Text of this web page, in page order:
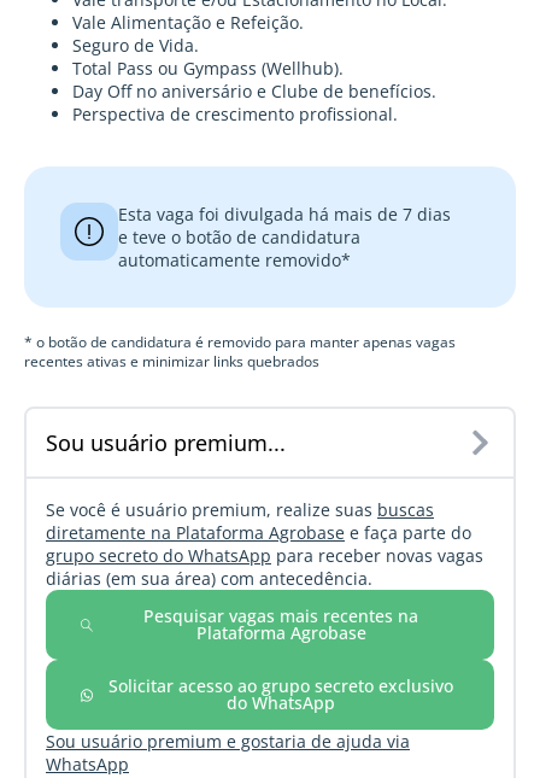
Vale Alimentação e Refeição.
Seguro de Vida.
Total Pass ou Gympass (Wellhub).
Day Off no aniversário e Clube de benefícios.
Perspectiva de crescimento profissional.
Esta vaga foi divulgada há mais de 7 dias
e teve o botão de candidatura
automaticamente removido*
* o botão de candidatura é removido para manter apenas vagas
recentes ativas e minimizar links quebrados
Sou usuário premium...
Se você é usuário premium, realize suas buscas
diretamente na Plataforma Agrobase e faça parte do
grupo secreto do WhatsApp para receber novas vagas
diárias (em sua área) com antecedência.
Pesquisar vagas mais recentes na
Plataforma Agrobase
Solicitar acesso ao grupo secreto exclusivo
do WhatsApp
Sou usuário premium e gostaria de ajuda via
WhatsApp